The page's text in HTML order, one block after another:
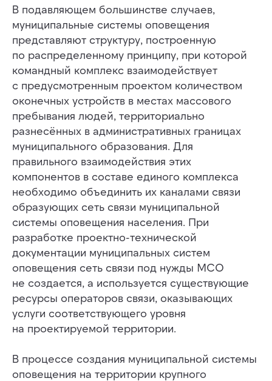
В подавляющем большинстве случаев,
муниципальные системы оповещения
представляют структуру, построенную
по распределенному принципу, при которой
командный комплекс взаимодействует
с предусмотренным проектом количеством
оконечных устройств в местах массового
пребывания людей, территориально
разнесённых в административных границах
муниципального образования. Для
правильного взаимодействия этих
компонентов в составе единого комплекса
необходимо объединить их каналами связи
образующих сеть связи муниципальной
системы оповещения населения. При
разработке проектно-технической
документации муниципальных систем
оповещения сеть связи под нужды МСО
не создается, а используется существующие
ресурсы операторов связи, оказывающих
услуги соответствующего уровня
на проектируемой территории.
В процессе создания муниципальной системы
оповещения на территории крупного